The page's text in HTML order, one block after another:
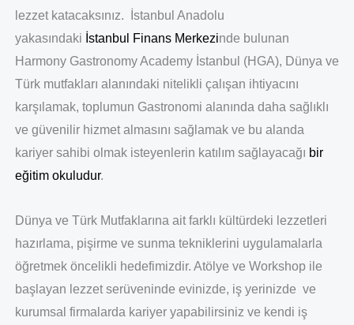
lezzet katacaksınız. İstanbul Anadolu
yakasındaki İstanbul Finans Merkezinde bulunan
Harmony Gastronomy Academy İstanbul (HGA), Dünya ve
Türk mutfakları alanındaki nitelikli çalışan ihtiyacını
karşılamak, toplumun Gastronomi alanında daha sağlıklı
ve güvenilir hizmet almasını sağlamak ve bu alanda
kariyer sahibi olmak isteyenlerin katılım sağlayacağı bir
eğitim okuludur.
Dünya ve Türk Mutfaklarına ait farklı kültürdeki lezzetleri
hazırlama, pişirme ve sunma tekniklerini uygulamalarla
öğretmek öncelikli hedefimizdir. Atölye ve Workshop ile
başlayan lezzet serüveninde evinizde, iş yerinizde ve
kurumsal firmalarda kariyer yapabilirsiniz ve kendi iş